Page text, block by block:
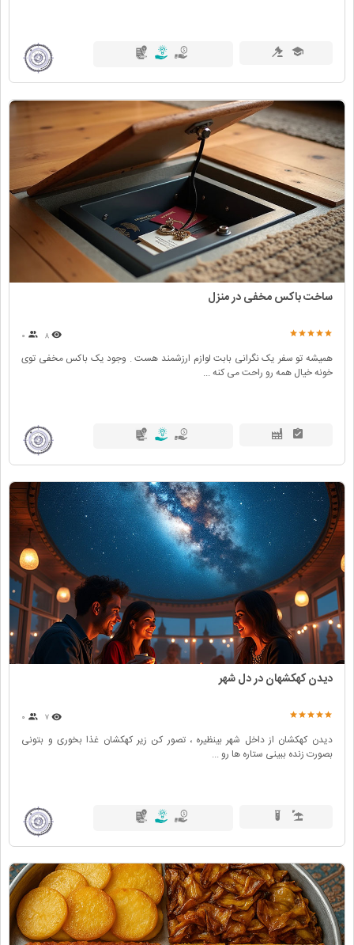
ساخت باکس مخفی در منزل
۸
همیشه تو سفر یک نگرانی بابت لوازم ارزشمند هست . وجود یک باکس مخفی توی
خونه خیال همه رو راحت می کنه ...
دیدن کهکشهان در دل شهر
۷
دیدن کهکشان از داخل شهر بینظیره ، تصور کن زیر کهکشان غذا بخوری و بتونی
بصورت زنده ببینی ستاره ها رو ...